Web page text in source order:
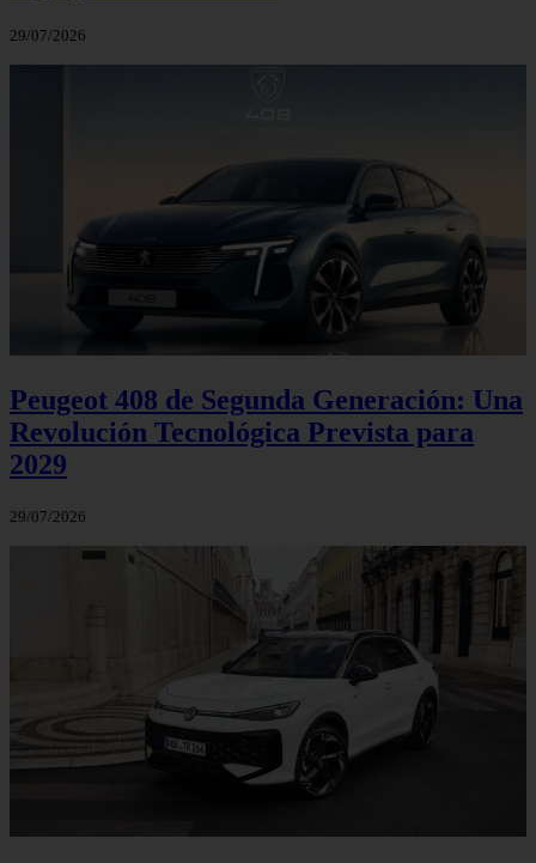
29/07/2026
Peugeot 408 de Segunda Generación: Una
Revolución Tecnológica Prevista para
2029
29/07/2026